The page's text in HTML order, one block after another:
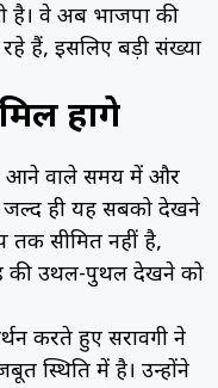
है। वे अब भाजपा की
रहे हैं, इसलिए बड़ी संख्या
होंगे
आने वाले समय में और
जल्द ही यह सबको देखने
तक सीमित नहीं है,
की उथल-पुथल देखने को
करते हुए सरावगी ने
स्थिति में है। उन्होंने